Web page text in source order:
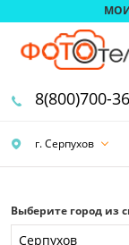
г. Серпухов
8(800)700-
Выберите город из